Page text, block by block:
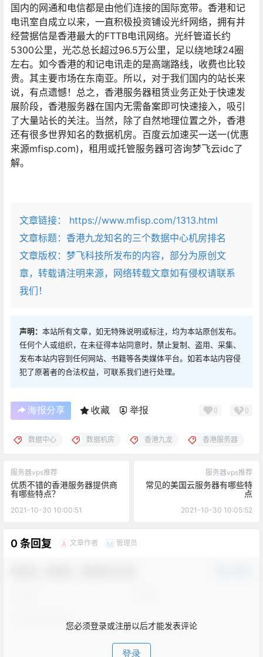
国内的网通和电信都是由他们连接的国际宽带。香港和记
电讯室自成立以来，一直积极投资铺设光纤网络，拥有并
经营据信是香港最大的FTTB电讯网络。光纤管道长约
5300公里，光芯总长超过96.5万公里，足以绕地球24圈
左右。如今香港的和记电讯走的是高端路线，收费也比较
贵。其主要市场在东南亚。所以，对于我们国内的站长来
说，有点遗憾！总之，香港服务器租赁业务正处于快速发
展阶段，香港服务器在国内无需备案即可快速接入，吸引
了大量站长的关注。当然，除了自然地理位置之外，香港
还有很多世界知名的数据机房。百度云加速买一送一(优惠
来源mfisp.com)，租用或托管服务器可咨询梦飞云idc了
解。
文章链接：
https://www.mfisp.com/1313.html
文章标题： 香港九龙知名的三个数据中心机房排名
文章版权：梦飞科技所发布的内容，部分为原创文
章，转载请注明来源，网络转载文章如有侵权请联系
我们！
声明： 本站所有文章，如无特殊说明或标注，均为本站原创发布。
任何个人或组织，在未征得本站同意时，禁止复制、盗用、采集、
发布本站内容到任何网站、书籍等各类媒体平台。如若本站内容侵
犯了原著者的合法权益，可联系我们进行处理。
海报分享 收藏 举报 0 0
数据中心 数据机房 香港九龙 香港服务器
服务器vps推荐
优质不错的香港服务器提供商
有哪些特点？
2021-10-30 10:00:51
服务器vps推荐
常见的美国云服务器有哪些特
点
2021-10-30 10:05:52
0 条回复 A 文章作者 M 管理员
您必须登录或注册以后才能发表评论
登录